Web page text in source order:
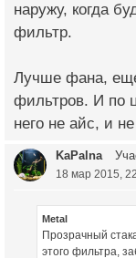
наружу, когда
фильтр.
Лучше фана,
фильтров. И по
него не айс, и
KaPalna
18 мар 2015,
Metal
Прозрачный
этого фильтра,